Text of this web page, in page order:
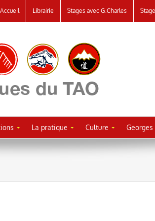
Accueil Librairie Stages avec G.Charles
La pratique Culture Georges